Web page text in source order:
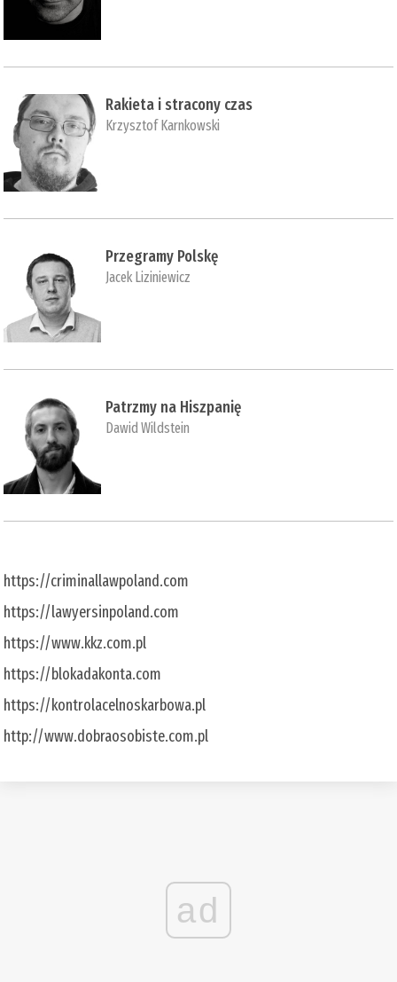
Rakieta i stracony czas
Krzysztof Karnkowski
Przegramy Polskę
Jacek Liziniewicz
Patrzmy na Hiszpanię
Dawid Wildstein
https://criminallawpoland.com
https://lawyersinpoland.com
https://www.kkz.com.pl
https://blokadakonta.com
https://kontrolacelnoskarbowa.pl
http://www.dobraosobiste.com.pl
ad